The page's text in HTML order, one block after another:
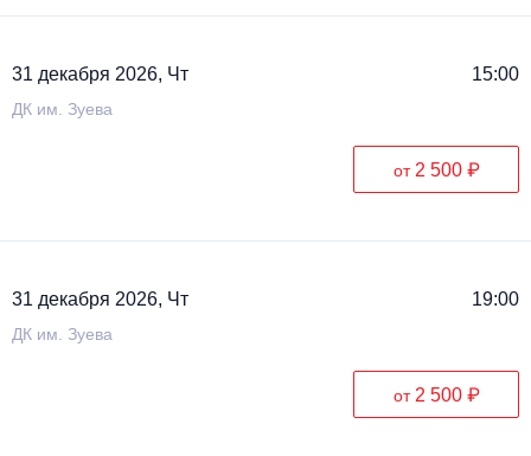
31 декабря 2026, Чт 15:00
ДК им. Зуева
от 2 500 ₽
31 декабря 2026, Чт 19:00
ДК им. Зуева
от 2 500 ₽